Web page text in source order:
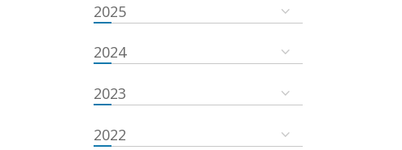
2025
2024
2023
2022